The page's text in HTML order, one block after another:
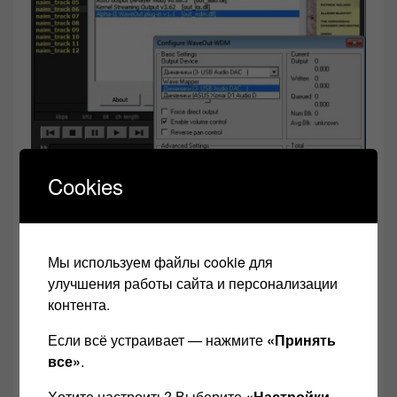
ЦАП болеедорогимв основном необходима
установка драйвера. Все необходимые вам
драйвера на ЦАП скачивайте на сайте продавца,
или требуйте, чтобы он вам выслал их по
эл.почте.
Cookies
Мы используем файлы cookie для
улучшения работы сайта и персонализации
контента.
Если всё устраивает — нажмите «Принять
все».